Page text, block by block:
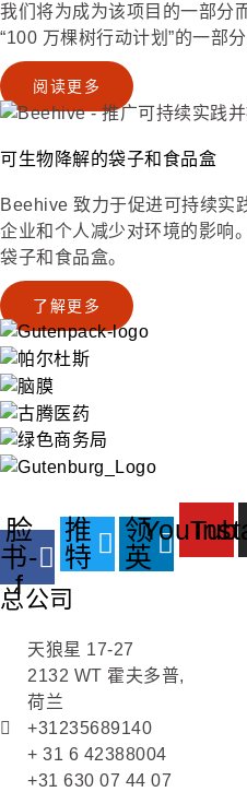
我们将为成为该项目的一部分
“100 万棵树行动计划”的一部分
阅读更多
可生物降解的袋子和食品盒
Beehive 致力于促进可持续实
企业和个人减少对环境的影响
袋子和食品盒。
了解更多
脸
书-
f
推
特
领
英
总公司
天狼星 17-27
2132 WT 霍夫多普,
荷兰
+31235689140
+ 31 6 42388004
+31 630 07 44 07